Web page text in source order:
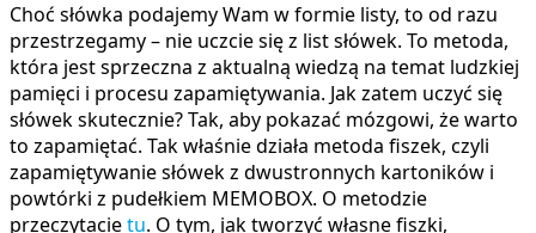
Choć słówka podajemy Wam w formie listy, to od razu
przestrzegamy – nie uczcie się z list słówek. To metoda,
która jest sprzeczna z aktualną wiedzą na temat ludzkiej
pamięci i procesu zapamiętywania. Jak zatem uczyć się
słówek skutecznie? Tak, aby pokazać mózgowi, że warto
to zapamiętać. Tak właśnie działa metoda fiszek, czyli
zapamiętywanie słówek z dwustronnych kartoników i
powtórki z pudełkiem MEMOBOX. O metodzie
przeczytacietu. O tym, jak tworzyć własne fiszki,